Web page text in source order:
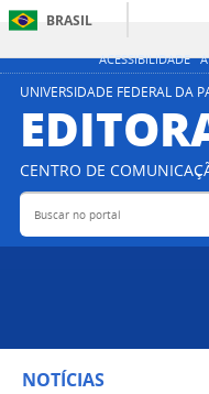
ACESSIBILIDADE
BRASIL
UNIVERSIDADE FEDERAL DA
CENTRO DE
Buscar no portal
NOTÍCIAS